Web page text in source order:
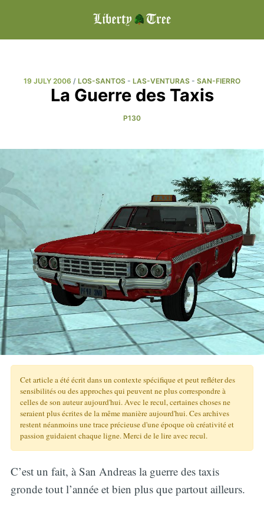
19 JULY 2006 / LOS-SANTOS - LAS-VENTURAS - SAN-FIERRO
La Guerre des Taxis
P130
Cet article a été écrit dans un contexte spécifique et peut refléter des
sensibilités ou des approches qui peuvent ne plus correspondre à
celles de son auteur aujourd'hui. Avec le recul, certaines choses ne
seraient plus écrites de la même manière aujourd'hui. Ces archives
restent néanmoins une trace précieuse d'une époque où créativité et
passion guidaient chaque ligne. Merci de le lire avec recul.
C’est un fait, à San Andreas la guerre des taxis
gronde tout l’année et bien plus que partout ailleurs.